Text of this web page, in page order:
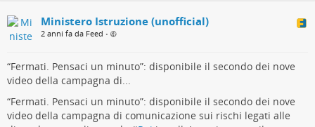
Ministero Istruzione (unofficial)
2 anni fa da Feed •
“Fermati. Pensaci un minuto”: disponibile il secondo dei nove
video della campagna di...
“Fermati. Pensaci un minuto”: disponibile il secondo dei nove
video della campagna di comunicazione sui rischi legati alle